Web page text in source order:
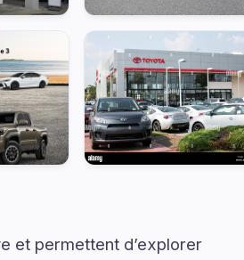
et permettent d’explorer